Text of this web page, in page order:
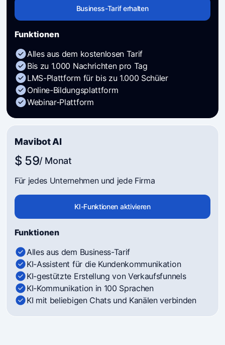
Business-Tarif erhalten
Funktionen
Alles aus dem kostenlosen Tarif
Bis zu 1.000 Nachrichten pro Tag
LMS-Plattform für bis zu 1.000 Schüler
Online-Bildungsplattform
Webinar-Plattform
Mavibot AI
$ 59/ Monat
Für jedes Unternehmen und jede Firma
KI-Funktionen aktivieren
Funktionen
Alles aus dem Business-Tarif
KI-Assistent für die Kundenkommunikation
KI-gestützte Erstellung von Verkaufsfunnels
KI-Kommunikation in 100 Sprachen
KI mit beliebigen Chats und Kanälen verbinden